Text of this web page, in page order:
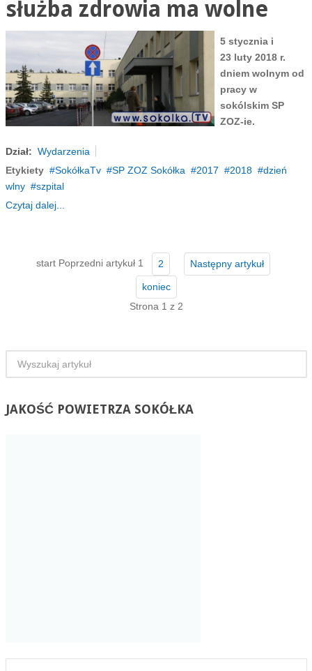
służba zdrowia ma wolne
5 stycznia i
23 luty 2018 r.
dniem wolnym od
pracy w
sokólskim SP
ZOZ-ie.
Dział: Wydarzenia
Etykiety
SokółkaTv SP ZOZ Sokółka 2017 2018
dzień
wlny
szpital
Czytaj dalej...
start Poprzedni artykuł 1 2 Następny artykuł
koniec
Strona 1 z 2
JAKOŚĆPOWIETRZA SOKÓŁKA